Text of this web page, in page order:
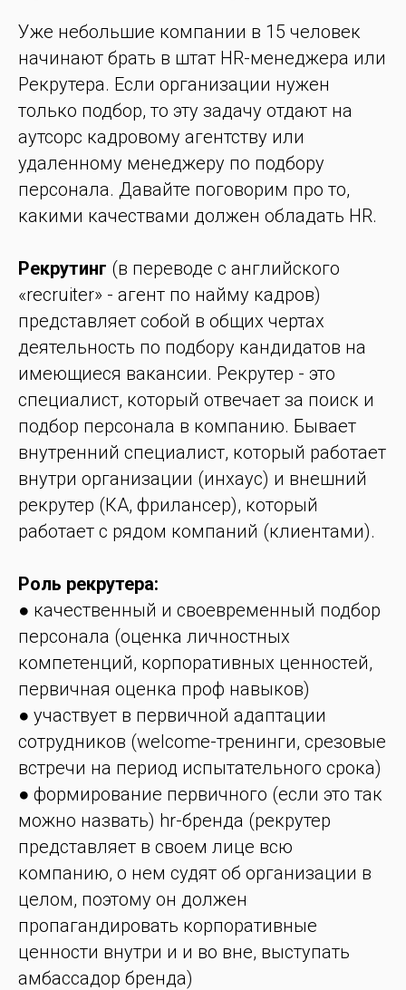
Уже небольшие компании в 15 человек
начинают брать в штат HR-менеджера или
Рекрутера. Если организации нужен
только подбор, то эту задачу отдают на
аутсорс кадровому агентству или
удаленному менеджеру по подбору
персонала. Давайте поговорим про то,
какими качествами должен обладать HR.
Рекрутинг (в переводе с английского
«recruiter» - агент по найму кадров)
представляет собой в общих чертах
деятельность по подбору кандидатов на
имеющиеся вакансии. Рекрутер - это
специалист, который отвечает за поиск и
подбор персонала в компанию. Бывает
внутренний специалист, который работает
внутри организации (инхаус) и внешний
рекрутер (КА, фрилансер), который
работает с рядом компаний (клиентами).
Роль рекрутера:
● качественный и своевременный подбор
персонала (оценка личностных
компетенций, корпоративных ценностей,
первичная оценка проф навыков)
● участвует в первичной адаптации
сотрудников (welcome-тренинги, срезовые
встречи на период испытательного срока)
● формирование первичного (если это так
можно назвать) hr-бренда (рекрутер
представляет в своем лице всю
компанию, о нем судят об организации в
целом, поэтому он должен
пропагандировать корпоративные
ценности внутри и и во вне, выступать
амбассадор бренда)